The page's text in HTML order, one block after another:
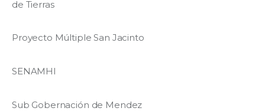
de Tierras
Proyecto Múltiple San Jacinto
SENAMHI
Sub Gobernación de Mendez